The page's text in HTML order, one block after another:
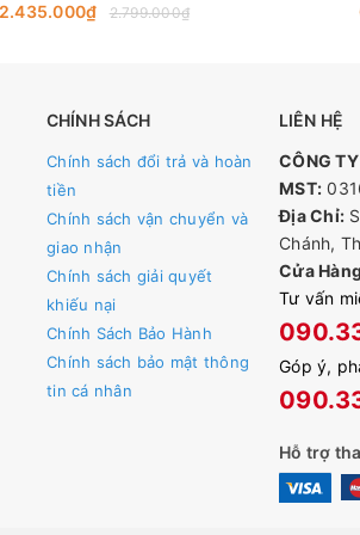
nghiệp của VIGI xử lý video để
hoạt động giám sát của bạn, bao gồm
cho bạn nhiều tiện ích hơn mà còn
mật của bạn thông qua bốn phương
ứng dụng VIGI và Trình quản lý bảo
TP-Link
2.435.000₫ 2.799.000₫
CHÍNH SÁCH
Chính sách đổi trả và hoàn
tiền
Chính sách vận chuyển và
giao nhận
Chính sách giải quyết
khiếu nại
Chính Sách Bảo Hành
Chính sách bảo mật thông
tin cá nhân
LIÊN HỆ
CÔNG
MST:
Địa Chỉ:
Chánh,
Cửa
Tư vấn
Góp ý,
Hỗ trợ